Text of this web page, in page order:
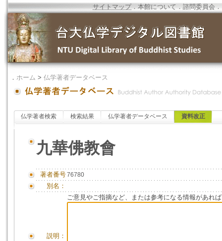
サイトマップ．本館について ．諮問委員会 ．
． ホーム > 仏学著者データベース
仏学著者検索 検索結果 仏学著者データベース 資料改正
九華佛教會
著者番号76780
別名：
説明：
ご意見やご指摘など、または参考になる情報があれ